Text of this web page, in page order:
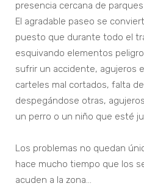
presencia cercana de
El agradable paseo se
puesto que durante todo el
esquivando elementos
sufrir un accidente, agujeros
carteles mal cortados, falta
despegándose otras,
un perro o un niño que esté
Los problemas no quedan
hace mucho tiempo que los
acuden a la zona…